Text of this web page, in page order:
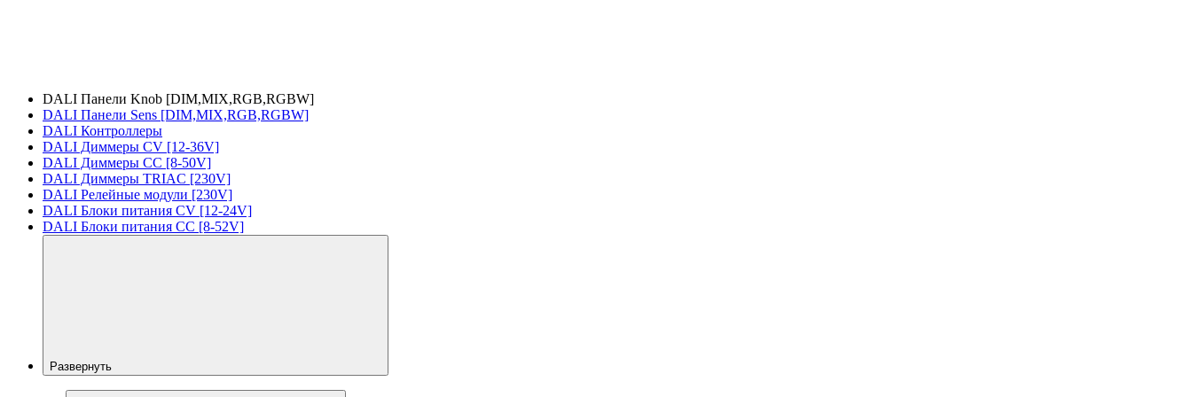
DALI Панели Knob [DIM,MIX,RGB,RGBW]
DALI Панели Sens [DIM,MIX,RGB,RGBW]
DALI Контроллеры
DALI Диммеры CV [12-36V]
DALI Диммеры CC [8-50V]
DALI Диммеры TRIAC [230V]
DALI Релейные модули [230V]
DALI Блоки питания CV [12-24V]
DALI Блоки питания CC [8-52V]
Развернуть